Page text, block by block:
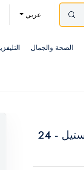
عربي
الصحة والجمال
مقلاة زينوكس كلاسيك ستانلس ستيل - 24